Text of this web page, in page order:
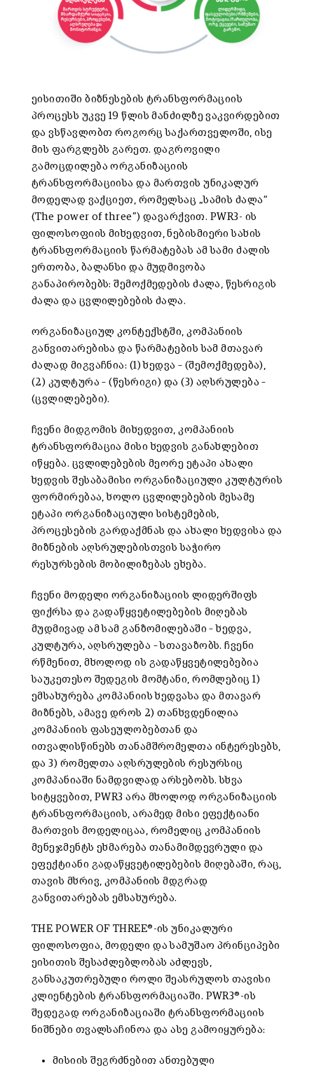
ეისითიში ბიზნესების ტრანსფორმაციის
პროცესს უკვე 19 წლის მანძილზე ვაკვირდებით
და ვსწავლობთ როგორც საქართველოში, ისე
მის ფარგლებს გარეთ. დაგროვილი
გამოცდილება ორგანიზაციის
ტრანსფორმაციისა და მართვის უნიკალურ
მოდელად ვაქციეთ, რომელსაც „სამის ძალა“
(The power of three”) დავარქვით. PWR3- ის
ფილოსოფიის მიხედვით, ნებისმიერი სახის
ტრანსფორმაციის წარმატებას ამ სამი ძალის
ერთობა, ბალანსი და მუდმივობა
განაპირობებს: შემოქმედების ძალა, წესრიგის
ძალა და ცვლილებების ძალა.
ორგანიზაციულ კონტექსტში, კომპანიის
განვითარებისა და წარმატების სამ მთავარ
ძალად მიგვაჩნია: (1) ხედვა – (შემოქმედება),
(2) კულტურა – (წესრიგი) და (3) აღსრულება –
(ცვლილებები).
ჩვენი მიდგომის მიხედვით, კომპანიის
ტრანსფორმაცია მისი ხედვის განახლებით
იწყება. ცვლილებების მეორე ეტაპი ახალი
ხედვის შესაბამისი ორგანიზაციული კულტურის
ფორმირებაა, ხოლო ცვლილებების მესამე
ეტაპი ორგანიზაციული სისტემების,
პროცესების გარდაქმნას და ახალი ხედვისა და
მიზნების აღსრულებისთვის საჭირო
რესურსების მობილიზებას ეხება.
ჩვენი მოდელი ორგანიზაციის ლიდერშიფს
ფიქრსა და გადაწყვეტილებების მიღებას
მუდმივად ამ სამ განზომილებაში – ხედვა,
კულტურა, აღსრულება – სთავაზობს. ჩვენი
რწმენით, მხოლოდ ის გადაწყვეტილებებია
საუკეთესო შედეგის მომტანი, რომლებიც 1)
ემსახურება კომპანიის ხედვასა და მთავარ
მიზნებს, ამავე დროს 2) თანხვდენილია
კომპანიის ფასეულობებთან და
ითვალისწინებს თანამშრომელთა ინტერესებს,
და 3) რომელთა აღსრულების რესურსიც
კომპანიაში ნამდვილად არსებობს. სხვა
სიტყვებით, PWR3 არა მხოლოდ ორგანიზაციის
ტრანსფორმაციის, არამედ მისი ეფექტიანი
მართვის მოდელიცაა, რომელიც კომპანიის
მენეჯმენტს ეხმარება თანამიმდევრული და
ეფექტიანი გადაწყვეტილებების მიღებაში, რაც,
თავის მხრივ, კომპანიის მდგრად
განვითარებას ემსახურება.
THE POWER OF THREE®-ის უნიკალური
ფილოსოფია, მოდელი და სამუშაო პრინციპები
ეისითის შესაძლებლობას აძლევს,
განსაკუთრებული როლი შეასრულოს თავისი
კლიენტების ტრანსფორმაციაში. PWR3®-ის
შედეგად ორგანიზაციაში ტრანსფორმაციის
ნიშნები თვალსაჩინოა და ასე გამოიყურება:
მისიის შეგრძნებით ანთებული